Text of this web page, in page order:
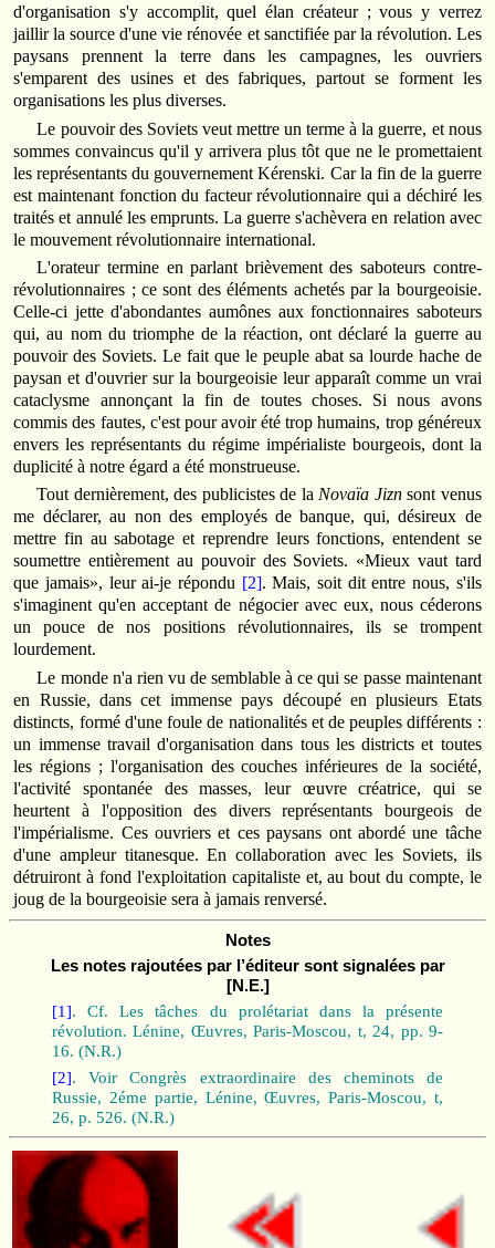
d'organisation s'y accomplit, quel élan créateur ; vous y verrez
jaillir la source d'une vie rénovée et sanctifiée par la révolution. Les
paysans prennent la terre dans les campagnes, les ouvriers
s'emparent des usines et des fabriques, partout se forment les
organisations les plus diverses.
Le pouvoir des Soviets veut mettre un terme à la guerre, et nous
sommes convaincus qu'il y arrivera plus tôt que ne le promettaient
les représentants du gouvernement Kérenski. Car la fin de la guerre
est maintenant fonction du facteur révolutionnaire qui a déchiré les
traités et annulé les emprunts. La guerre s'achèvera en relation avec
le mouvement révolutionnaire international.
L'orateur termine en parlant brièvement des saboteurs contre-
révolutionnaires ; ce sont des éléments achetés par la bourgeoisie.
Celle-ci jette d'abondantes aumônes aux fonctionnaires saboteurs
qui, au nom du triomphe de la réaction, ont déclaré la guerre au
pouvoir des Soviets. Le fait que le peuple abat sa lourde hache de
paysan et d'ouvrier sur la bourgeoisie leur apparaît comme un vrai
cataclysme annonçant la fin de toutes choses. Si nous avons
commis des fautes, c'est pour avoir été trop humains, trop généreux
envers les représentants du régime impérialiste bourgeois, dont la
duplicité à notre égard a été monstrueuse.
Tout dernièrement, des publicistes de la Novaïa Jiznsont venus
me déclarer, au non des employés de banque, qui, désireux de
mettre fin au sabotage et reprendre leurs fonctions, entendent se
soumettre entièrement au pouvoir des Soviets. «Mieux vaut tard
que jamais», leur ai-je répondu [2]. Mais, soit dit entre nous, s'ils
s'imaginent qu'en acceptant de négocier avec eux, nous céderons
un pouce de nos positions révolutionnaires, ils se trompent
lourdement.
Le monde n'a rien vu de semblable à ce qui se passe maintenant
en Russie, dans cet immense pays découpé en plusieurs Etats
distincts, formé d'une foule de nationalités et de peuples différents :
un immense travail d'organisation dans tous les districts et toutes
les régions ; l'organisation des couches inférieures de la société,
l'activité spontanée des masses, leur œuvre créatrice, qui se
heurtent à l'opposition des divers représentants bourgeois de
l'impérialisme. Ces ouvriers et ces paysans ont abordé une tâche
d'une ampleur titanesque. En collaboration avec les Soviets, ils
détruiront à fond l'exploitation capitaliste et, au bout du compte, le
joug de la bourgeoisie sera à jamais renversé.
Notes
Les notes rajoutées par l’éditeur sont signalées par
[N.E.]
[1]. Cf. Les tâches du prolétariat dans la présente
révolution. Lénine, Œuvres, Paris-Moscou, t, 24, pp. 9-
16. (N.R.)
[2]. Voir Congrès extraordinaire des cheminots de
Russie, 2éme partie, Lénine, Œuvres, Paris-Moscou, t,
26, p. 526. (N.R.)